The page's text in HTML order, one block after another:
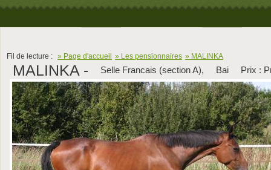
Fil de lecture : » Page d'accueil » Les pensionnaires » MALINKA
MALINKA - Selle Francais (section A), Bai Prix :